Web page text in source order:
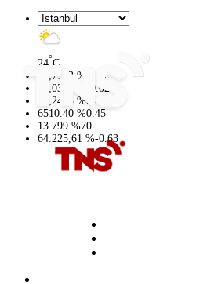
24°C
47,7143 %
0.16
55,0317
-0.02
64,2463 %0.07
6510.40 %0.45
13.799 %70
64.225,61 %-0.63